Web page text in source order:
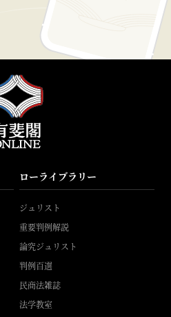
ローライブラリー
ジュリスト
重要判例解説
論究ジュリスト
判例百選
民商法雑誌
法学教室